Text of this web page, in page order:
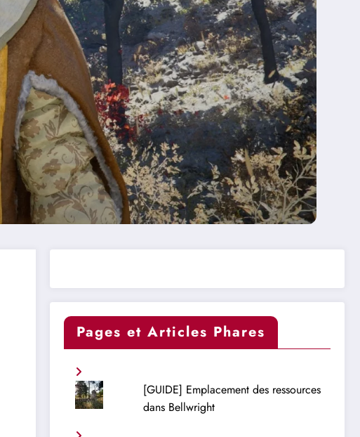
Pages et Articles Phares
[GUIDE] Emplacement des ressources
dans Bellwright